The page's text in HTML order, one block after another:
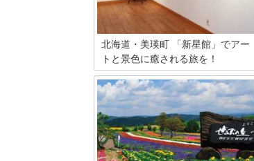
北海道・美瑛町 「新星館」でアー
トと景色に癒される旅を！
今や北海道の人気スポット美瑛町。この
町に、画家 須田剋太、陶芸家 島岡達三
美術館が あるのです。 美術館の個性的
な絵、陶器、書に感動し、周りの美しい
景色、高山植物に癒されること間違い無
し！ 美瑛町に来たら、あなたもちょっと
足をのばしてみませんか？